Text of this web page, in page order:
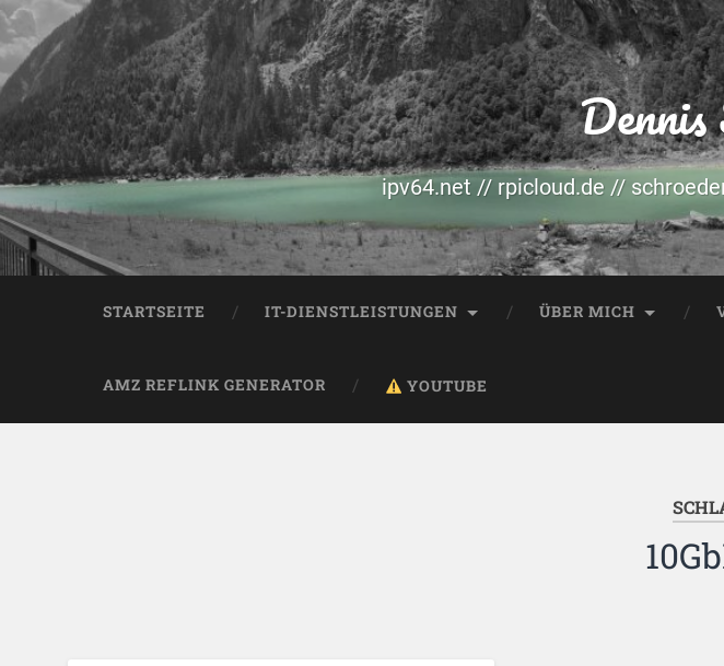
ipv64.net // rpicloud.de //
STARTSEITE IT-DIENSTLEISTUNGEN ÜBER MICH
AMZ REFLINK GENERATOR YOUTUBE